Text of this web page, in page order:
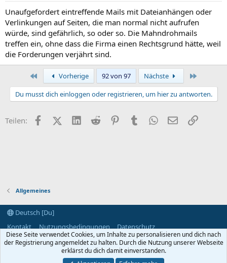
Unaufgefordert eintreffende Mails mit Dateianhängen oder
Verlinkungen auf Seiten, die man normal nicht aufrufen
würde, sind gefährlich, so oder so. Die Mahndrohmails
treffen ein, ohne dass die Firma einen Rechtsgrund hätte, weil
die Forderungen verjährt sind.
Erste Vorherige 92 von 97 Nächste
Du musst dich einloggen oder registrieren, um hier zu antworten.
Teilen: FacebookX (Twitter)
LinkedIn
Reddit PinterestTumblr WhatsApp
E-MailLink
Allgemeines
Deutsch [Du]
Kontakt
Nutzungsbedingungen
Datenschutz
Hilfe und Impressum
Start
R
S
S
Community platform by XenForo® © 2010-2024 XenForo Ltd.
Diese Seite verwendet Cookies, um Inhalte zu personalisieren und dich nach
der Registrierung angemeldet zu halten. Durch die Nutzung unserer Webseite
erklärst du dich damit einverstanden.